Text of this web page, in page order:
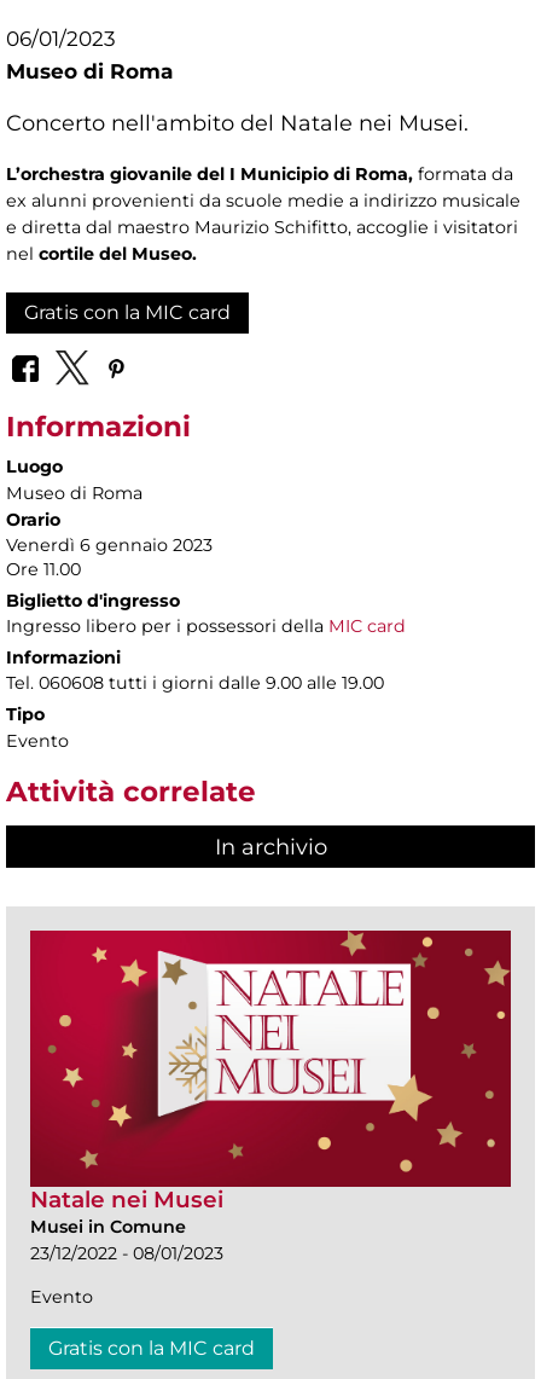
06/01/2023
Museo di Roma
Concerto nell'ambito del Natale nei Musei.
L’orchestra giovanile del I Municipio di Roma, formata da
ex alunni provenienti da scuole medie a indirizzo musicale
e diretta dal maestro Maurizio Schifitto, accoglie i visitatori
nel cortile del Museo.
Gratis con la MIC card
Informazioni
Luogo
Museo di Roma
Orario
Venerdì 6 gennaio 2023
Ore 11.00
Biglietto d'ingresso
Ingresso libero per i possessori della MIC card
Informazioni
Tel. 060608 tutti i giorni dalle 9.00 alle 19.00
Tipo
Evento
Attività correlate
In archivio
Natale nei Musei
Musei in Comune
23/12/2022 - 08/01/2023
Evento
Gratis con la MIC card